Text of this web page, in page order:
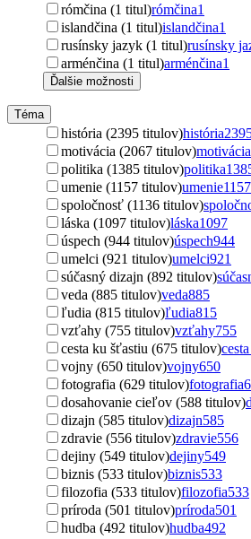
rómčina (1 titul)rómčina1
islandčina (1 titul)islandčina1
rusínsky jazyk (1 titul)rusínsky
arménčina (1 titul)arménčina1
Ďalšie možnosti
Téma
história (2395 titulov)história
motivácia (2067 titulov)motivácia
politika (1385 titulov)politika
umenie (1157 titulov)umenie1157
spoločnosť (1136 titulov)
láska (1097 titulov)láska1097
úspech (944 titulov)úspech944
umelci (921 titulov)umelci921
súčasný dizajn (892 titulov)
veda (885 titulov)veda885
ľudia (815 titulov)ľudia815
vzťahy (755 titulov)vzťahy755
cesta ku šťastiu (675 titulov)
vojny (650 titulov)vojny650
fotografia (629 titulov)fotografia
dosahovanie cieľov (588 titulov)
dizajn (585 titulov)dizajn585
zdravie (556 titulov)zdravie556
dejiny (549 titulov)dejiny549
biznis (533 titulov)biznis533
filozofia (533 titulov)filozofia533
príroda (501 titulov)príroda501
hudba (492 titulov)hudba492